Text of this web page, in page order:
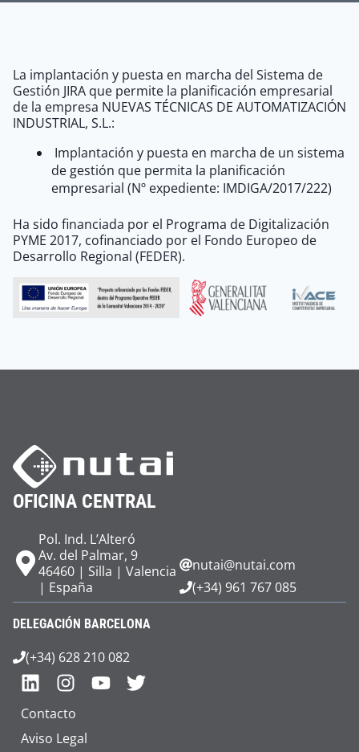
La implantación y puesta en marcha del Sistema de
Gestión JIRA que permite la planificación empresarial
de la empresa NUEVAS TÉCNICAS DE AUTOMATIZACIÓN
INDUSTRIAL, S.L.:
Implantación y puesta en marcha de un sistema
de gestión que permita la planificación
empresarial (Nº expediente: IMDIGA/2017/222)
Ha sido financiada por el Programa de Digitalización
PYME 2017, cofinanciado por el Fondo Europeo de
Desarrollo Regional (FEDER).
OFICINA CENTRAL
Pol. Ind. L’Alteró
Av. del Palmar, 9
46460 | Silla | Valencia
| España
nutai@nutai.com
(+34) 961 767 085
DELEGACIÓN BARCELONA
(+34) 628 210 082
Contacto
Aviso Legal